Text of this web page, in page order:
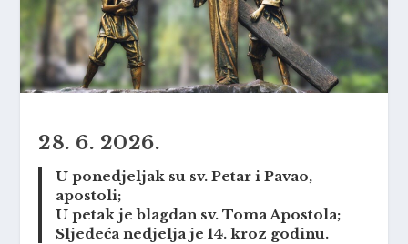
28. 6. 2026.
U ponedjeljak su sv. Petar i Pavao,
apostoli;
U petak je blagdan sv. Toma Apostola;
Sljedeća nedjelja je 14. kroz godinu.